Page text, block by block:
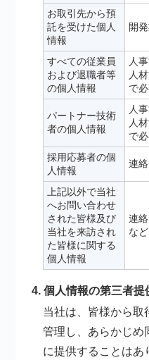
お取引先から預
託を受けた個人
情報
開
すべての従業員
および退職者等
の個人情報
人
人
で
パートナー技術
者の個人情報
人
人
で
採用応募者の個
人情報
連
上記以外で当社
へお問い合わせ
された皆様及び
当社を来訪され
た皆様に関する
個人情報
連
など
4. 個人情報の第三者提
当社は、皆様から取
管理し、あらかじめ
に提供することはあ